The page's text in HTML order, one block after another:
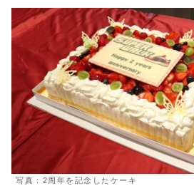
写真：2周年を記念したケーキ